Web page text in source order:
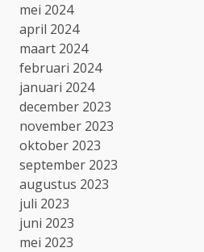
mei 2024
april 2024
maart 2024
februari 2024
januari 2024
december 2023
november 2023
oktober 2023
september 2023
augustus 2023
juli 2023
juni 2023
mei 2023